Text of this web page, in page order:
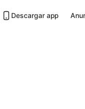
Descargar app